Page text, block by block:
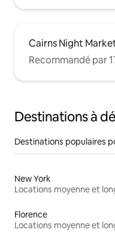
Cairns Night
Recommandé par
Destinations à
Destinations populaires
New York
Florence